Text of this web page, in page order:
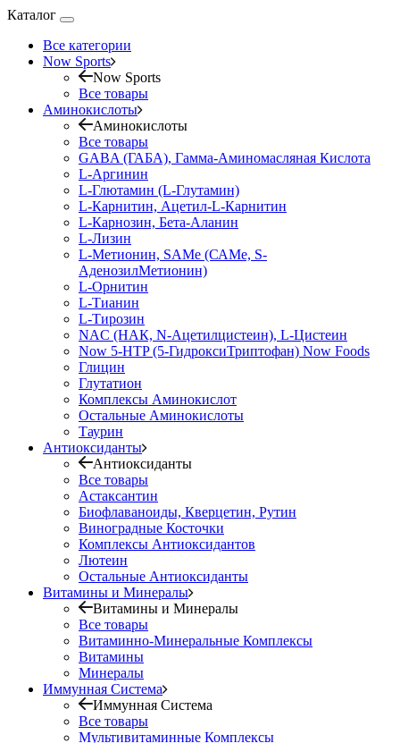
Каталог
Все категории
Now Sports
Now Sports
Все товары
Аминокислоты
Аминокислоты
Все товары
GABA (ГАБА), Гамма-Аминомасляная Кислота
L-Аргинин
L-Глютамин (L-Глутамин)
L-Карнитин, Ацетил-L-Карнитин
L-Карнозин, Бета-Аланин
L-Лизин
L-Метионин, SAMe (САМе, S-
АденозилМетионин)
L-Орнитин
L-Тианин
L-Тирозин
NAC (НАК, N-Ацетилцистеин), L-Цистеин
Now 5-HTP (5-ГидроксиТриптофан) Now Foods
Глицин
Глутатион
Комплексы Аминокислот
Остальные Аминокислоты
Таурин
Антиоксиданты
Антиоксиданты
Все товары
Астаксантин
Биофлаваноиды, Кверцетин, Рутин
Виноградные Косточки
Комплексы Антиоксидантов
Лютеин
Остальные Антиоксиданты
Витамины и Минералы
Витамины и Минералы
Все товары
Витаминно-Минеральные Комплексы
Витамины
Минералы
Иммунная Система
Иммунная Система
Все товары
Мультивитаминные Комплексы